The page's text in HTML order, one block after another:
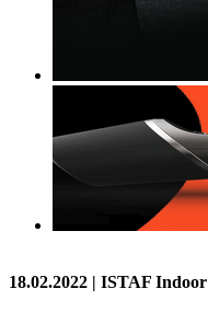
18.02.2022 | ISTAF Indoor